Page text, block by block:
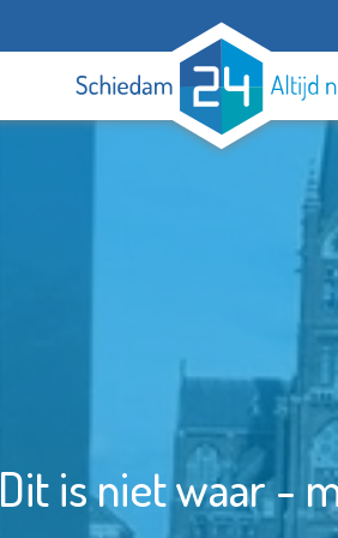
Dit is niet waar -